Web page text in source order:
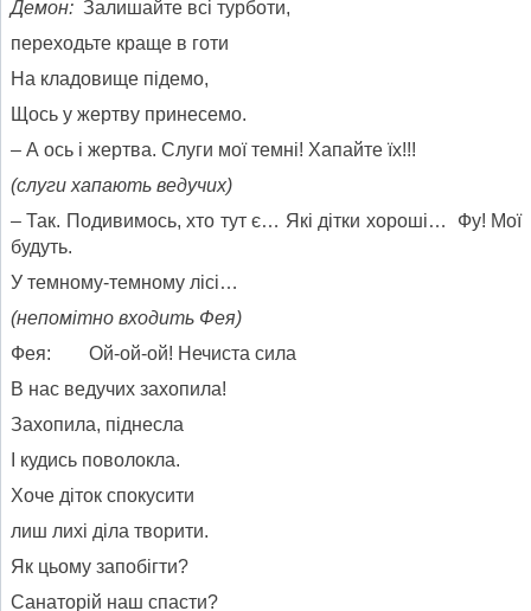
Демон: Залишайте всі турботи,
переходьте краще в готи
На кладовище підемо,
Щось у жертву принесемо.
– А ось і жертва. Слуги мої темні! Хапайте їх!!!
(слуги хапають ведучих)
– Так. Подивимось, хто тут є… Які дітки хороші… Фу! Мої
будуть.
У темному-темному лісі…
(непомітно входить Фея)
Фея: Ой-ой-ой! Нечиста сила
В нас ведучих захопила!
Захопила, піднесла
І кудись поволокла.
Хоче діток спокусити
лиш лихі діла творити.
Як цьому запобігти?
Санаторій наш спасти?